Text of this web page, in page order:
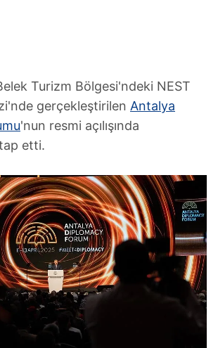
Turizm Bölgesi'ndeki NEST
gerçekleştirilen Antalya
'nun resmi açılışında
etti.